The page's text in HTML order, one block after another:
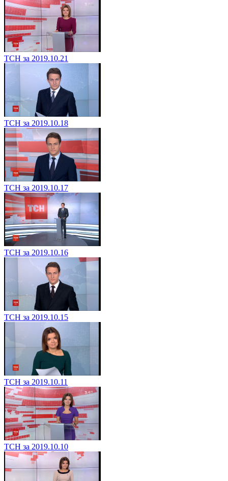
ТСН за 2019.10.21
ТСН за 2019.10.18
ТСН за 2019.10.17
ТСН за 2019.10.16
ТСН за 2019.10.15
ТСН за 2019.10.11
ТСН за 2019.10.10